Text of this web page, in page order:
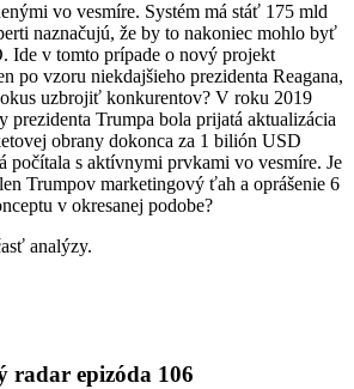
vo vesmíre. Systém má stáť 175 mld
naznačujú, že by to nakoniec mohlo byť
Ide v tomto prípade o nový projekt
po vzoru niekdajšieho prezidenta Reagana,
uzbrojiť konkurentov? V roku 2019
prezidenta Trumpa bola prijatá aktualizácia
obrany dokonca za 1 bilión USD
počítala s aktívnymi prvkami vo vesmíre. Je
Trumpov marketingový ťah a oprášenie 6
v okresanej podobe?
analýzy.
radar epizóda 106